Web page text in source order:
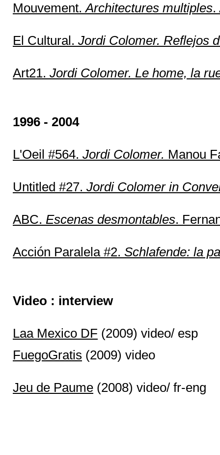
Mouvement.Architectures multiples.
El Cultural. Jordi Colomer. Reflejos
Art21. Jordi Colomer. Le home, la
1996 - 2004
L'Oeil #564. Jordi Colomer. Manou
Untitled #27. Jordi Colomer in
ABC. Escenas desmontables.
Acción Paralela #2. Schlafende: la
Video : interview
Laa Mexico DF (2009) video/ esp
FuegoGratis (2009) video
Jeu de Paume (2008) video/ fr-eng